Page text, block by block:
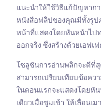
แนะนำให้ใช้วิธีแก้ปัญหาก
หนังสือฟลิปของคุณมีทั้งรูป
หน้าที่แสดงโดยหันหน้าไป
ออกจริง ซึ่งสร้างด้วยเอฟเ
โซลูชันการอ่านพลิกจะดีที่
สามารถเปรียบเทียบข้อค
ในตอนแรกจะแสดงโดยหั
เดียวเมื่อซูมเข้า ให้เลื่อนเ